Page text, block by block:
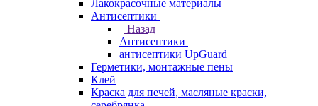
Лакокрасочные материалы
Антисептики
Назад
Антисептики
антисептики UpGuard
Герметики, монтажные пены
Клей
Краска для печей, масляные краски,